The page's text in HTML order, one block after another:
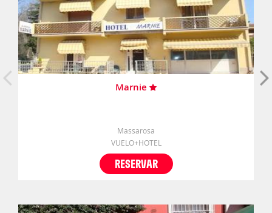
Marnie
Massarosa
VUELO+HOTEL
RESERVAR